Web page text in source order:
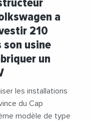
a
210
usine
un
les installations
du Cap
modèle de type